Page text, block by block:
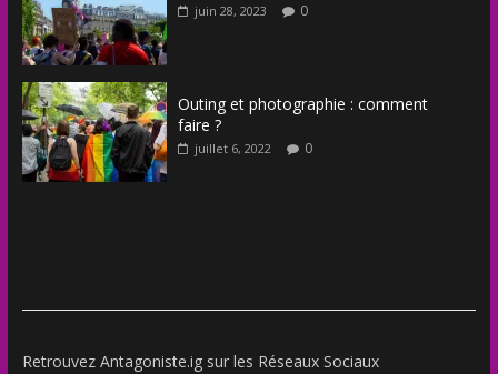
juin 28, 2023 0
Outing et photographie : comment
faire ?
juillet 6, 2022 0
Retrouvez Antagoniste.ig sur les Réseaux Sociaux